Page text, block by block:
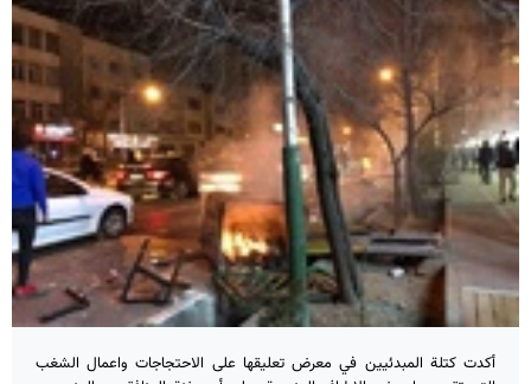
أكدت كتلة المبدئيين في معرض تعليقها على الاحتجاجات واعمال الشغب